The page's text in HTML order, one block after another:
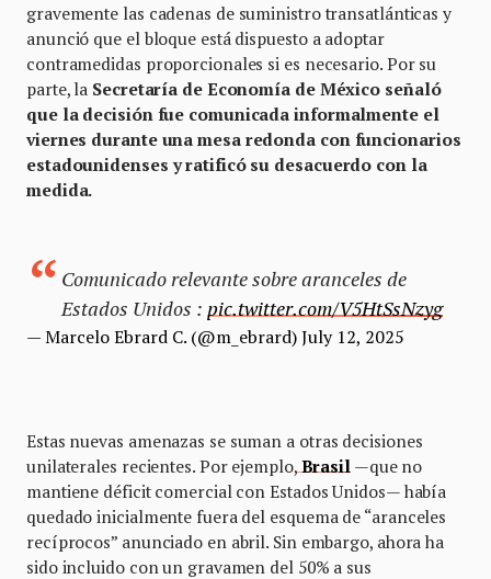
gravemente las cadenas de suministro transatlánticas y
anunció que el bloque está dispuesto a adoptar
contramedidas proporcionales si es necesario. Por su
parte, la Secretaría de Economía de México señaló
que la decisión fue comunicada informalmente el
viernes durante una mesa redonda con funcionarios
estadounidenses y ratificó su desacuerdo con la
medida.
Comunicado relevante sobre aranceles de
Estados Unidos : pic.twitter.com/V5HtSsNzyg
— Marcelo Ebrard C. (@m_ebrard)July 12, 2025
Estas nuevas amenazas se suman a otras decisiones
unilaterales recientes. Por ejemplo, Brasil —que no
mantiene déficit comercial con Estados Unidos— había
quedado inicialmente fuera del esquema de “aranceles
recíprocos” anunciado en abril. Sin embargo, ahora ha
sido incluido con un gravamen del 50% a sus